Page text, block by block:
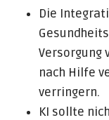
Die
Versorgung
nach Hilfe
verringern.
KI sollte